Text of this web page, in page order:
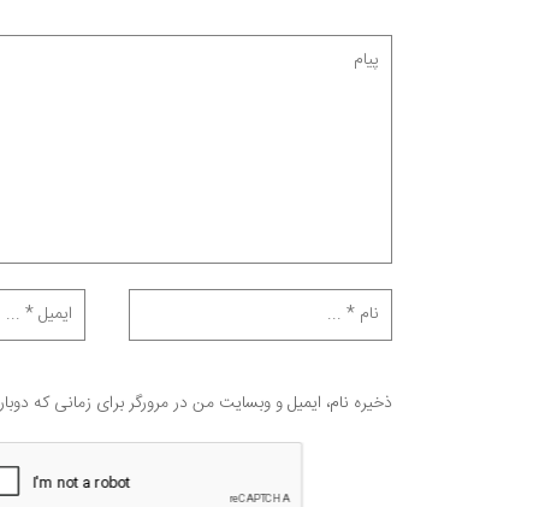
ذخیره نام، ایمیل و وبسایت من در مرورگر برای زمانی که